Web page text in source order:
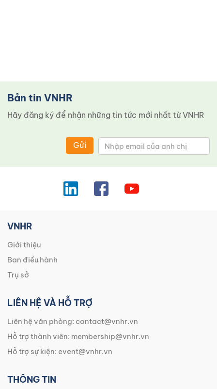
Bản tin VNHR
Hãy đăng ký để nhận những tin tức mới nhất từ ​​VNHR
Gửi
VNHR
Giới thiệu
Ban điều hành
Trụ sở
LIÊN HỆ VÀ HỖ TRỢ
Liên hệ văn phòng: contact@vnhr.vn
Hỗ trợ thành viên: membership@vnhr.vn
Hỗ trợ sự kiện: event@vnhr.vn
THÔNG TIN